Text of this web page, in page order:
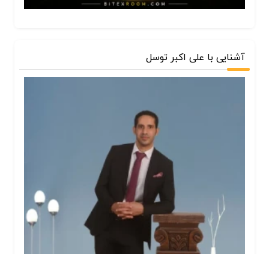
آشنایی با علی اکبر توسل